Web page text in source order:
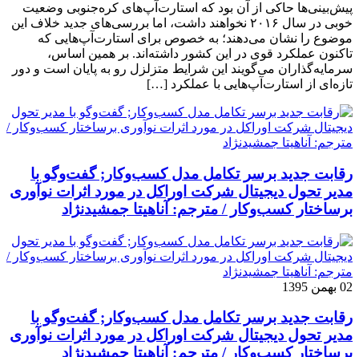
پیش‌بینی‌ها حاکی از آن بود که استارت‌آپ‌های کره‌جنوبی وضعیت
خوبی در سال ۲۰۱۶ نخواهند داشت، اما بررسی‌های جدید خلاف این
موضوع را نشان می‌دهند؛ به خصوص برای استارت‌آپ‌هایی که
تاکنون عملکرد قوی در این کشور داشته‌اند. بر همین اساس،
سرمایه‌گذاران می‌گویند این شرایط متزلزل رو به پایان است و دور
تازه‌ای از استارت‌آپ‌هایی با عملکرد […]
رقابت جدید برسر تکامل مدل کسب‌و‌کار; گفت‌وگو با
مدیر تحول دیجیتال شرکت اوراکل در مورد اثرات نوآوری
برساختار کسب‌وکار / مترجم: آناهیتا جمشیدنژاد
02 بهمن 1395
رقابت جدید برسر تکامل مدل کسب‌و‌کار; گفت‌وگو با
مدیر تحول دیجیتال شرکت اوراکل در مورد اثرات نوآوری
برساختار کسب‌وکار / مترجم: آناهیتا جمشیدنژاد